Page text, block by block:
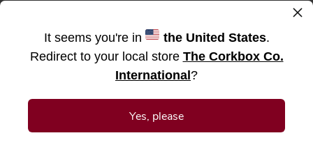
It seems you're in the United States.
Redirect to your local store The Corkbox Co.
International ?
Yes, please
×
Weil es ein Vollzeitjob ist, der Vater des Bräutigams zu sein, und
gute Arbeit eine ordentliche Weinpause verdient!
Gestalte diese Holz-Weinkiste für den Mann, der Reden, Toasts
und letzte Anpassungen am Smoking meisterhaft beherrscht.
Ein tolles Geschenk für seine harte Arbeit, seine herzliche
Unterstützung und all die stolzen Momente als Vater!